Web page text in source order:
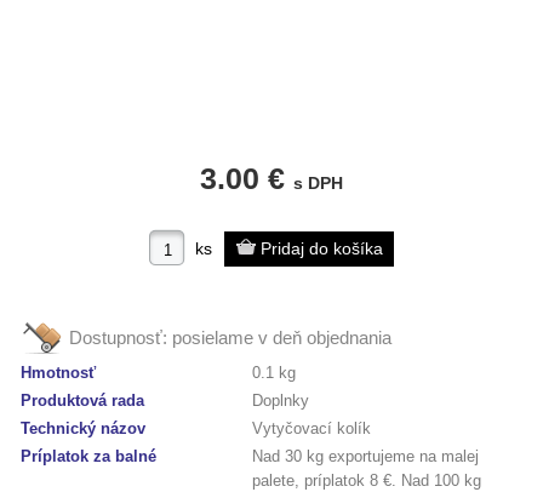
3.00 € s DPH
ks
Dostupnosť: posielame v deň objednania
Hmotnosť
0.1 kg
Produktová rada
Doplnky
Technický názov
Vytyčovací kolík
Príplatok za balné
Nad 30 kg exportujeme na malej
palete, príplatok 8 €. Nad 100 kg